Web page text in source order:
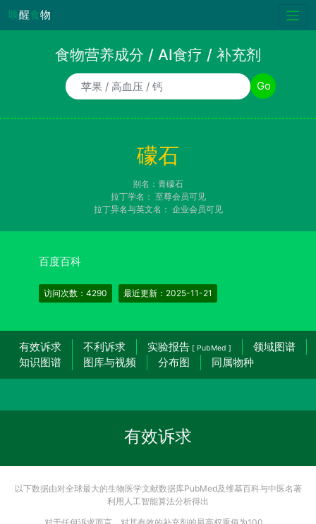
唤醒食物
食物营养成分 / AI食疗 / 补充剂
食物/AI食疗诉求/补充剂名称 Go
礞石
别名：青礞石
拉丁学名： 至尊会员可见
拉丁异名与英文名： 企业会员可见
百度百科
访问次数：4290 最近更新：2025-11-21
有效诉求 不利诉求 实验报告 [ PubMed ]
领域图谱
知识图谱
图库与视频 分布图 同属物种
有效诉求
以下数据由对全球最大的生物医学文献数据库PubMed及维基百科与中医名著
利用人工智能算法分析得出